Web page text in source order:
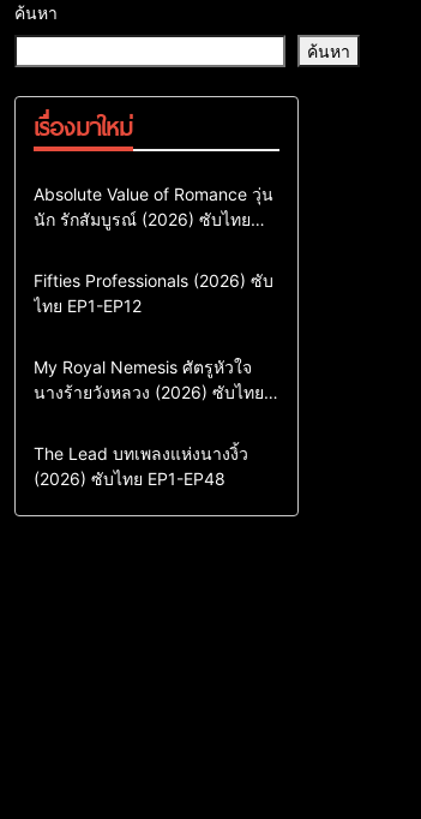
ค้นหา
ค้นหา
เรื่องมาใหม่
Comedy Drama
ซีรี่ย์เกาหลี
ซีรี่ย์เกาหลีซับไทย
Absolute Value of Romance วุ่น
นัก รักสัมบูรณ์ (2026) ซับไทย
Action & Adventure
Comedy
Drama
ซีรี่ย์เกาหลี
Fifties Professionals (2026) ซับ
ไทย EP1-EP12
Comedy
Drama
Sci-Fi & Fantasy
ซีรี่ย์เกาหลี
My Royal Nemesis ศัตรูหัวใจ
นางร้ายวังหลวง (2026) ซับไทย
Drama
ซีรี่ย์จีน
ซีรี่ย์จีนซับไทย
The Lead บทเพลงแห่งนางงิ้ว
(2026) ซับไทย EP1-EP48